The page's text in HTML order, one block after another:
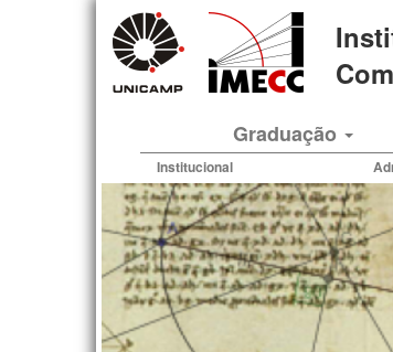
Graduação
Institucional